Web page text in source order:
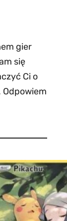
gier
się
Ci o
Odpowiem